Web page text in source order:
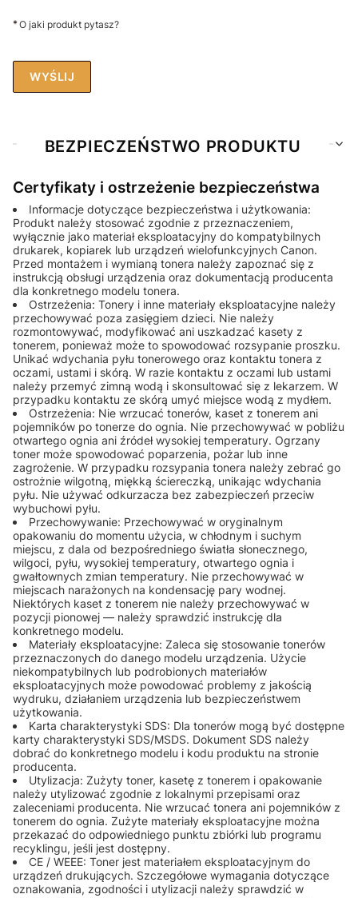
*O jaki produkt pytasz?
WYŚLIJ
BEZPIECZEŃSTWO PRODUKTU
Certyfikaty i ostrzeżenie bezpieczeństwa
Informacje dotyczące bezpieczeństwa i użytkowania:
Produkt należy stosować zgodnie z przeznaczeniem,
wyłącznie jako materiał eksploatacyjny do kompatybilnych
drukarek, kopiarek lub urządzeń wielofunkcyjnych Canon.
Przed montażem i wymianą tonera należy zapoznać się z
instrukcją obsługi urządzenia oraz dokumentacją producenta
dla konkretnego modelu tonera.
Ostrzeżenia: Tonery i inne materiały eksploatacyjne należy
przechowywać poza zasięgiem dzieci. Nie należy
rozmontowywać, modyfikować ani uszkadzać kasety z
tonerem, ponieważ może to spowodować rozsypanie proszku.
Unikać wdychania pyłu tonerowego oraz kontaktu tonera z
oczami, ustami i skórą. W razie kontaktu z oczami lub ustami
należy przemyć zimną wodą i skonsultować się z lekarzem. W
przypadku kontaktu ze skórą umyć miejsce wodą z mydłem.
Ostrzeżenia: Nie wrzucać tonerów, kaset z tonerem ani
pojemników po tonerze do ognia. Nie przechowywać w pobliżu
otwartego ognia ani źródeł wysokiej temperatury. Ogrzany
toner może spowodować poparzenia, pożar lub inne
zagrożenie. W przypadku rozsypania tonera należy zebrać go
ostrożnie wilgotną, miękką ściereczką, unikając wdychania
pyłu. Nie używać odkurzacza bez zabezpieczeń przeciw
wybuchowi pyłu.
Przechowywanie: Przechowywać w oryginalnym
opakowaniu do momentu użycia, w chłodnym i suchym
miejscu, z dala od bezpośredniego światła słonecznego,
wilgoci, pyłu, wysokiej temperatury, otwartego ognia i
gwałtownych zmian temperatury. Nie przechowywać w
miejscach narażonych na kondensację pary wodnej.
Niektórych kaset z tonerem nie należy przechowywać w
pozycji pionowej — należy sprawdzić instrukcję dla
konkretnego modelu.
Materiały eksploatacyjne: Zaleca się stosowanie tonerów
przeznaczonych do danego modelu urządzenia. Użycie
niekompatybilnych lub podrobionych materiałów
eksploatacyjnych może powodować problemy z jakością
wydruku, działaniem urządzenia lub bezpieczeństwem
użytkowania.
Karta charakterystyki SDS: Dla tonerów mogą być dostępne
karty charakterystyki SDS/MSDS. Dokument SDS należy
dobrać do konkretnego modelu i kodu produktu na stronie
producenta.
Utylizacja: Zużyty toner, kasetę z tonerem i opakowanie
należy utylizować zgodnie z lokalnymi przepisami oraz
zaleceniami producenta. Nie wrzucać tonera ani pojemników z
tonerem do ognia. Zużyte materiały eksploatacyjne można
przekazać do odpowiedniego punktu zbiórki lub programu
recyklingu, jeśli jest dostępny.
CE / WEEE: Toner jest materiałem eksploatacyjnym do
urządzeń drukujących. Szczegółowe wymagania dotyczące
oznakowania, zgodności i utylizacji należy sprawdzić w